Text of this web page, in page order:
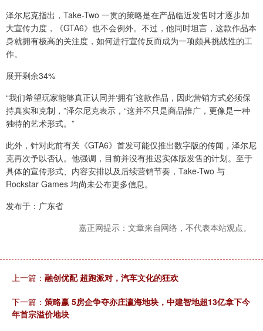
泽尔尼克指出，Take-Two 一贯的策略是在产品临近发售时才逐步加
大宣传力度，《GTA6》也不会例外。不过，他同时坦言，这款作品本
身就拥有极高的关注度，如何进行宣传反而成为一项颇具挑战性的工
作。
展开剩余34%
“我们希望玩家能够真正认同并‘拥有’这款作品，因此营销方式必须保
持真实和克制，”泽尔尼克表示，“这并不只是商品推广，更像是一种
独特的艺术形式。”
此外，针对此前有关《GTA6》首发可能仅推出数字版的传闻，泽尔尼
克再次予以否认。他强调，目前并没有推迟实体版发售的计划。至于
具体的宣传形式、内容安排以及后续营销节奏，Take-Two 与
Rockstar Games 均尚未公布更多信息。
发布于：广东省
嘉正网提示：文章来自网络，不代表本站观点。
上一篇： 融创优配 超跑派对，汽车文化的狂欢
下一篇： 策略赢 5房企争夺亦庄瀛海地块，中建智地超13亿拿下今
年首宗溢价地块